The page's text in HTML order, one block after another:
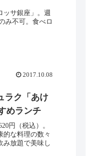
ッサ銀座」。週
み不可。食べロ
2017.10.08
ラク「あけ
めランチ
円（税込）。
的な料理の数々
み放題で美味し